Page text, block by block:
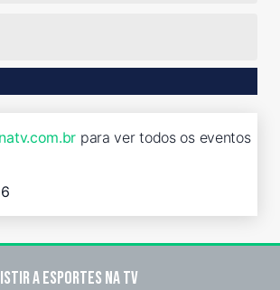
para ver todos os eventos
a esportes na TV